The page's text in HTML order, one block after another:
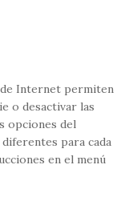
Internet permiten
o desactivar las
opciones del
para cada
en el menú